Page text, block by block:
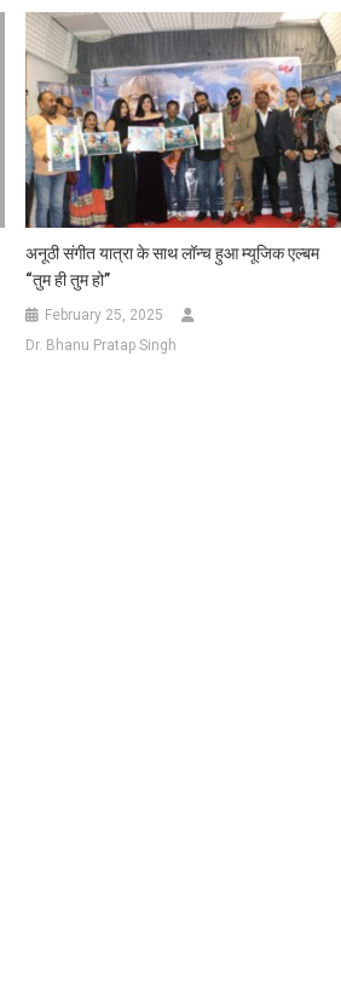
अनूठी संगीत यात्रा के साथ लॉन्च हुआ म्यूजिक एल्बम
“तुम ही तुम हो”
February 25, 2025
Dr. Bhanu Pratap Singh